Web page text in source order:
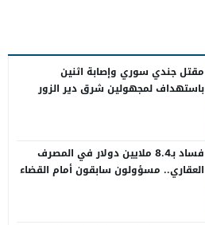
مقتل جندي سوري وإصابة اثنين
باستهداف لمجهولين شرق دير الزور
فساد بـ8.4 ملايين دولار في المصرف
العقاري.. مسؤولون سابقون أمام القضاء